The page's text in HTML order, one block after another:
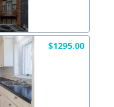
$1295.00